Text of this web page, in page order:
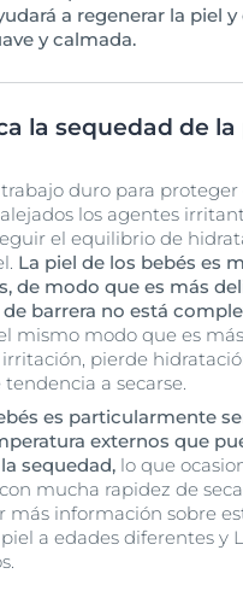
a regenerar la piel y
y calmada.
la sequedad de la
duro para proteger
los agentes
el equilibrio de
La piel de los bebés es
de modo que es más
barrera no está
mismo modo que es
pierde
a secarse.
es particularmente
externos que
sequedad, lo que
mucha rapidez de
más información sobre
a edades diferentes y